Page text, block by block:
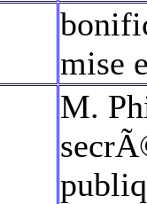
mise
M.